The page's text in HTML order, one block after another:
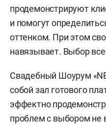
продемонстрируют
и помогут
оттенком. При этом
навязывает. Выбор
Свадебный Шоурум
собой зал готового
эффектно
проблем с выбором не